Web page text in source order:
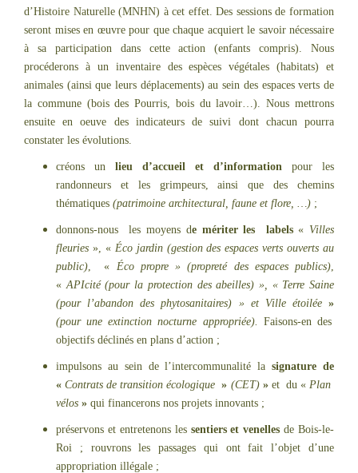
d’Histoire Naturelle (MNHN) à cet effet. Des sessions de formation
seront mises en œuvre pour que chaque acquiert le savoir nécessaire
à sa participation dans cette action (enfants compris). Nous
procéderons à un inventaire des espèces végétales (habitats) et
animales (ainsi que leurs déplacements) au sein des espaces verts de
la commune (bois des Pourris, bois du lavoir…). Nous mettrons
ensuite en oeuve des indicateurs de suivi dont chacun pourra
constater les évolutions.
créons un lieu d’accueil et d’information pour les
randonneurs et les grimpeurs, ainsi que des chemins
thématiques (patrimoine architectural, faune et flore, …) ;
donnons-nous les moyens de mériter les labels« Villes
fleuries », « Éco jardin (gestion des espaces verts ouverts au
public), « Éco propre » (propreté des espaces publics),
«APIcité (pour la protection des abeilles) », « Terre Saine
(pour l’abandon des phytosanitaires) » et Ville étoilée»
(pour une extinction nocturne appropriée). Faisons-en des
objectifs déclinés en plans d’action ;
impulsons au sein de l’intercommunalité lasignature de
«Contrats de transition écologique » (CET)» et du «Plan
vélos » qui financerons nos projets innovants ;
préservons et entretenons les sentiers et venelles de Bois-le-
Roi ; rouvrons les passages qui ont fait l’objet d’une
appropriation illégale ;